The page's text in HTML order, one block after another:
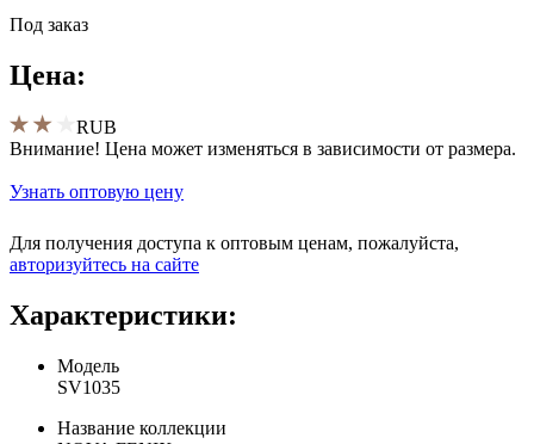
Под заказ
Цена:
RUB
Внимание! Цена может изменяться в зависимости от размера.
Узнать оптовую цену
Для получения доступа к оптовым ценам, пожалуйста,
aвторизуйтесь на сайте
Характеристики:
Модель
SV1035
Название коллекции